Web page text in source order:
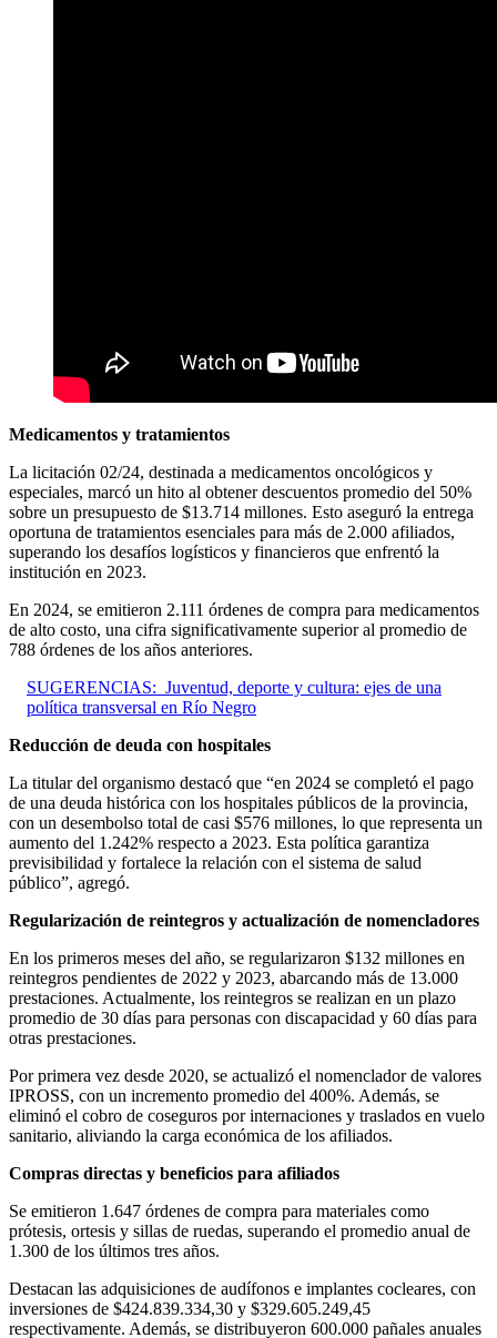
Medicamentos y tratamientos
La licitación 02/24, destinada a medicamentos oncológicos y
especiales, marcó un hito al obtener descuentos promedio del 50%
sobre un presupuesto de $13.714 millones. Esto aseguró la entrega
oportuna de tratamientos esenciales para más de 2.000 afiliados,
superando los desafíos logísticos y financieros que enfrentó la
institución en 2023.
En 2024, se emitieron 2.111 órdenes de compra para medicamentos
de alto costo, una cifra significativamente superior al promedio de
788 órdenes de los años anteriores.
SUGERENCIAS: Juventud, deporte y cultura: ejes de una
política transversal en Río Negro
Reducción de deuda con hospitales
La titular del organismo destacó que “en 2024 se completó el pago
de una deuda histórica con los hospitales públicos de la provincia,
con un desembolso total de casi $576 millones, lo que representa un
aumento del 1.242% respecto a 2023. Esta política garantiza
previsibilidad y fortalece la relación con el sistema de salud
público”, agregó.
Regularización de reintegros y actualización de nomencladores
En los primeros meses del año, se regularizaron $132 millones en
reintegros pendientes de 2022 y 2023, abarcando más de 13.000
prestaciones. Actualmente, los reintegros se realizan en un plazo
promedio de 30 días para personas con discapacidad y 60 días para
otras prestaciones.
Por primera vez desde 2020, se actualizó el nomenclador de valores
IPROSS, con un incremento promedio del 400%. Además, se
eliminó el cobro de coseguros por internaciones y traslados en vuelo
sanitario, aliviando la carga económica de los afiliados.
Compras directas y beneficios para afiliados
Se emitieron 1.647 órdenes de compra para materiales como
prótesis, ortesis y sillas de ruedas, superando el promedio anual de
1.300 de los últimos tres años.
Destacan las adquisiciones de audífonos e implantes cocleares, con
inversiones de $424.839.334,30 y $329.605.249,45
respectivamente. Además, se distribuyeron 600.000 pañales anuales